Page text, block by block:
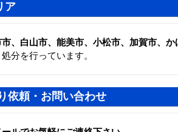
ア
、白山市、能美市、小松市、加賀市、
分を行っています。
依頼・お問い合わせ